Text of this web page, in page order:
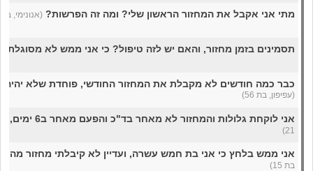
מתי אני אקבל את המחזור הראשון שלי? ומה זה הפרשות? (אנונימי, בת
תסמינים בזמן מחזור, והאם יש לזה טיפול? כי אני ממש לא
כבר כמה חודשים לא מקבלת את המחזור החודשי, פוחדת שלא יהיה
(עפיפון, בת 56)
אני לוקחת גלולות והמחזור לא מאחר בד"כ והפעם מאחר ב6 ימים, מה זה יכול להיות?
21)
אני ממש בלחץ כי אני בת חמש עשרה, ועדיין לא קיבלתי מחזור מה
בת 15)